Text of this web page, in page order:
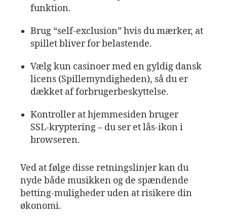
funktion.
Brug “self‑exclusion” hvis du mærker, at
spillet bliver for belastende.
Vælg kun casinoer med en gyldig dansk
licens (Spillemyndigheden), så du er
dækket af forbrugerbeskyttelse.
Kontroller at hjemmesiden bruger
SSL‑kryptering – du ser et lås‑ikon i
browseren.
Ved at følge disse retningslinjer kan du
nyde både musikken og de spændende
betting‑muligheder uden at risikere din
økonomi.